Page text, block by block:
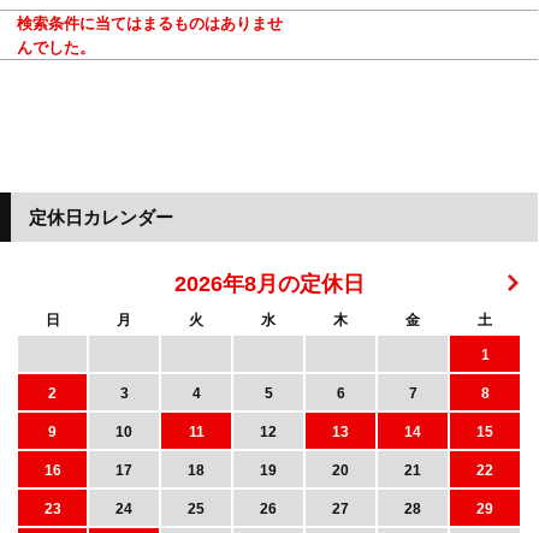
検索条件に当てはまるものはありませ
んでした。
定休日カレンダー
2026年8月の定休日
日 月 火 水 木 金
土
1
2
3 4 5 6 7
8
9
10 11 12 13 14
15
16
17 18 19 20 21
22
23
24 25 26 27 28
29